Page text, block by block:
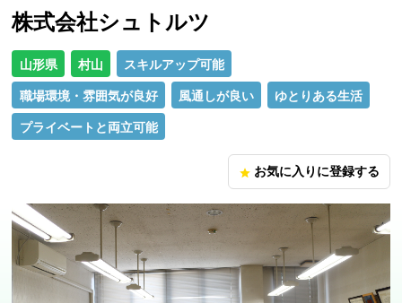
株式会社シュトルツ
山形県 村山 スキルアップ可能
職場環境・雰囲気が良好 風通しが良い ゆとりある生活
プライベートと両立可能
star お気に入りに登録する